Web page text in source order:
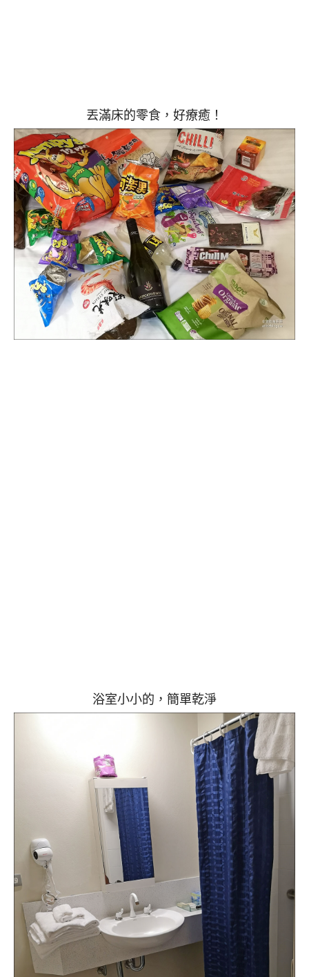
丟滿床的零食，好療癒！
浴室小小的，簡單乾淨